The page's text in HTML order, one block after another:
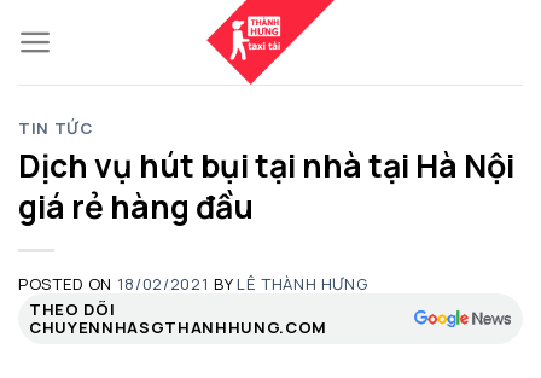
to
content
TIN TỨC
Dịch vụ hút bụi tại nhà tại Hà Nội
giá rẻ hàng đầu
POSTED ON 18/02/2021 BY LÊ THÀNH HƯNG
THEO DÕI
CHUYENNHASGTHANHHUNG.COM